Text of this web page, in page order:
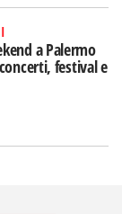
a Palermo
festival e